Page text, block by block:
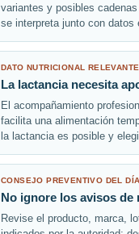
variantes y posibles
se interpreta junto con datos
DATO NUTRICIONAL RELEVANTE
La lactancia necesita
El acompañamiento
facilita una alimentación
la lactancia es posible y
CONSEJO PREVENTIVO DEL DÍA
No ignore los avisos de
Revise el producto, marca,